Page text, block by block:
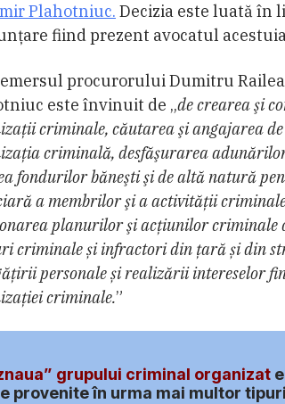
Plahotniuc. Decizia este luată în
fiind prezent avocatul
procurorului Dumitru
este învinuit de „de crearea şi
criminale, căutarea şi angajarea
criminală, desfăşurarea
fondurilor băneşti şi de altă natură
a membrilor şi a activităţii
planurilor şi acțiunilor criminale
criminale și infractori din țară și din
personale și realizării intereselor
criminale.”
grupului criminal organizat
provenite în urma mai multor